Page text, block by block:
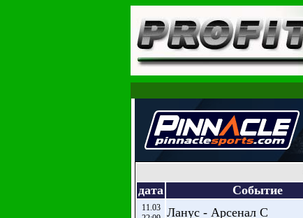
дата Событие
11.03
Ланус - Арсенал С